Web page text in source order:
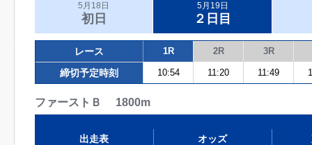
5月18日
初日
5月19日
２日目
レース 1R 2R 3R
締切予定時刻 10:54 11:20 11:49
ファーストＢ 1800m
出走表 オッズ